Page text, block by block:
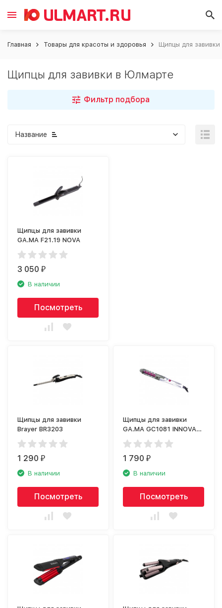
Главная Товары для красоты и здоровья Щипцы для
Щипцы для завивки в Юлмарте
Фильтр подбора
Название
Щипцы для завивки
GA.MA F21.19 NOVA
3 050₽
В наличии
Посмотреть
Щипцы для завивки
Brayer BR3203
1 290₽
В наличии
Посмотреть
Щипцы для завивки
GA.MA GC1081 INNOVA
SPIRALE
1 790₽
В наличии
Посмотреть